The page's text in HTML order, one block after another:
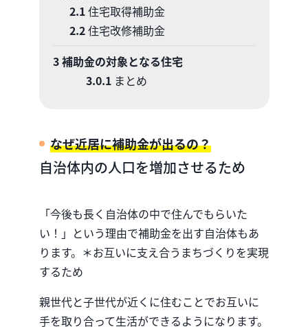
2.1住宅取得補助金
2.2住宅改修補助金
3補助金の対象となる住宅
3.0.1まとめ
なぜ近居に補助金が出るの？
自治体内の人口を増加させるため
「今後も長く自治体の中で住んでもらいた
い！」という理由で補助金を出す自治体もあ
ります。＊お互いに支え合うまちづくりを実現
するため
親世代と子世代が近くに住むことでお互いに
手を取り合って生活ができるようになります。